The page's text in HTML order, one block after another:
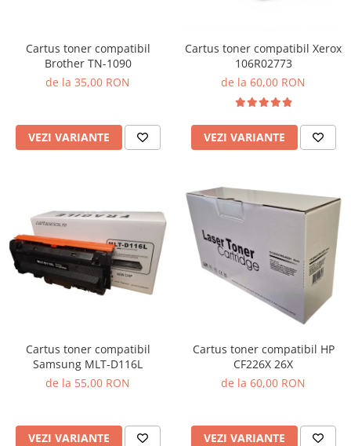
Cartus toner compatibil
Brother TN-1090
de la 35,00 RON
VEZI VARIANTE
Cartus toner compatibil Xerox
106R02773
de la 60,00 RON
VEZI VARIANTE
Cartus toner compatibil
Samsung MLT-D116L
de la 55,00 RON
VEZI VARIANTE
Cartus toner compatibil HP
CF226X 26X
de la 60,00 RON
VEZI VARIANTE